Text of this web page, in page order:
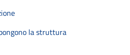
la struttura